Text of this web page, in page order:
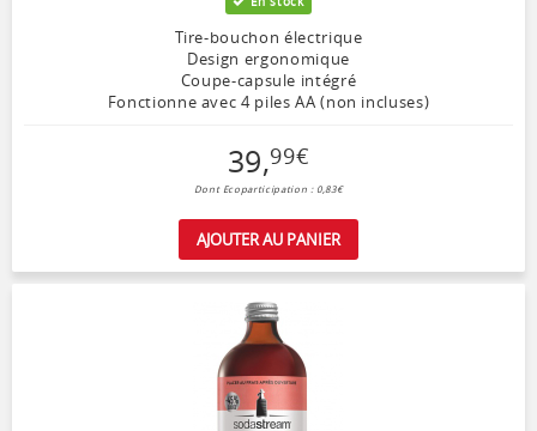
Tire-bouchon électrique
Design ergonomique
Coupe-capsule intégré
Fonctionne avec 4 piles AA (non incluses)
39,99€
Dont Ecoparticipation : 0,83€
AJOUTER AU PANIER